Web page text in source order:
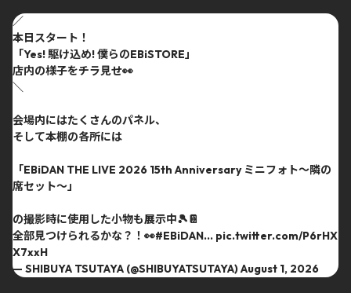
／
本日スタート！
「Yes! 駆け込め! 僕らのEBiSTORE」
店内の様子をチラ見せ👀
＼
会場内にはたくさんのパネル、
そして本棚の各所には
「EBiDAN THE LIVE 2026 15th Anniversary ミニフォト〜隣の
席セット〜」
の撮影時に使用した小物も展示中🎾📔
全部見つけられるかな？！👀#EBiDAN… pic.twitter.com/P6rHX
X7xxH
— SHIBUYA TSUTAYA (@SHIBUYATSUTAYA)August 1, 2026